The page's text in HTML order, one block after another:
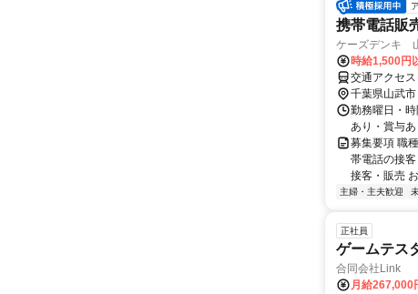
携帯電話販
ケーズデンキ
時給1,500円
交通アクセ
千葉県山武市
勤務曜日・
あり・賞与
募集要項 職
帯電話の接
接客・販売
主婦・主夫歓迎
正社員
ゲームテス
合同会社Link
月給267,000